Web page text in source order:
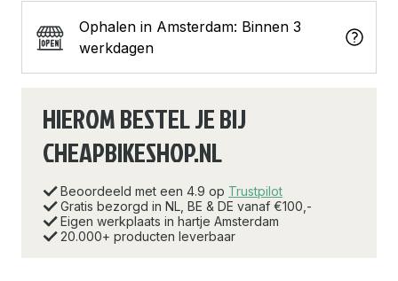
Ophalen in Amsterdam: Binnen 3
werkdagen
HIEROM BESTEL JE BIJ
CHEAPBIKESHOP.NL
Beoordeeld met een 4.9 op Trustpilot
Gratis bezorgd in NL, BE & DE vanaf €100,-
Eigen werkplaats in hartje Amsterdam
20.000+ producten leverbaar